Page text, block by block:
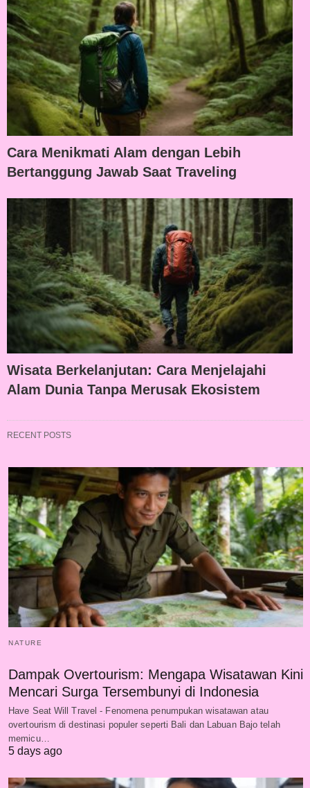
Cara Menikmati Alam dengan Lebih
Bertanggung Jawab Saat Traveling
Wisata Berkelanjutan: Cara Menjelajahi
Alam Dunia Tanpa Merusak Ekosistem
RECENT POSTS
NATURE
Dampak Overtourism: Mengapa Wisatawan Kini
Mencari Surga Tersembunyi di Indonesia
Have Seat Will Travel - Fenomena penumpukan wisatawan atau
overtourism di destinasi populer seperti Bali dan Labuan Bajo telah
memicu…
5 days ago